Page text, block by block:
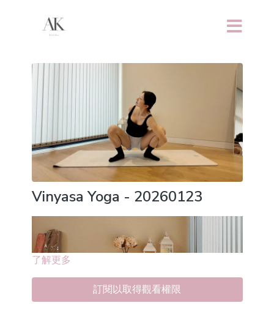
Vinyasa Yoga - 20260123
了解更多
訂閱以取得觀看權限